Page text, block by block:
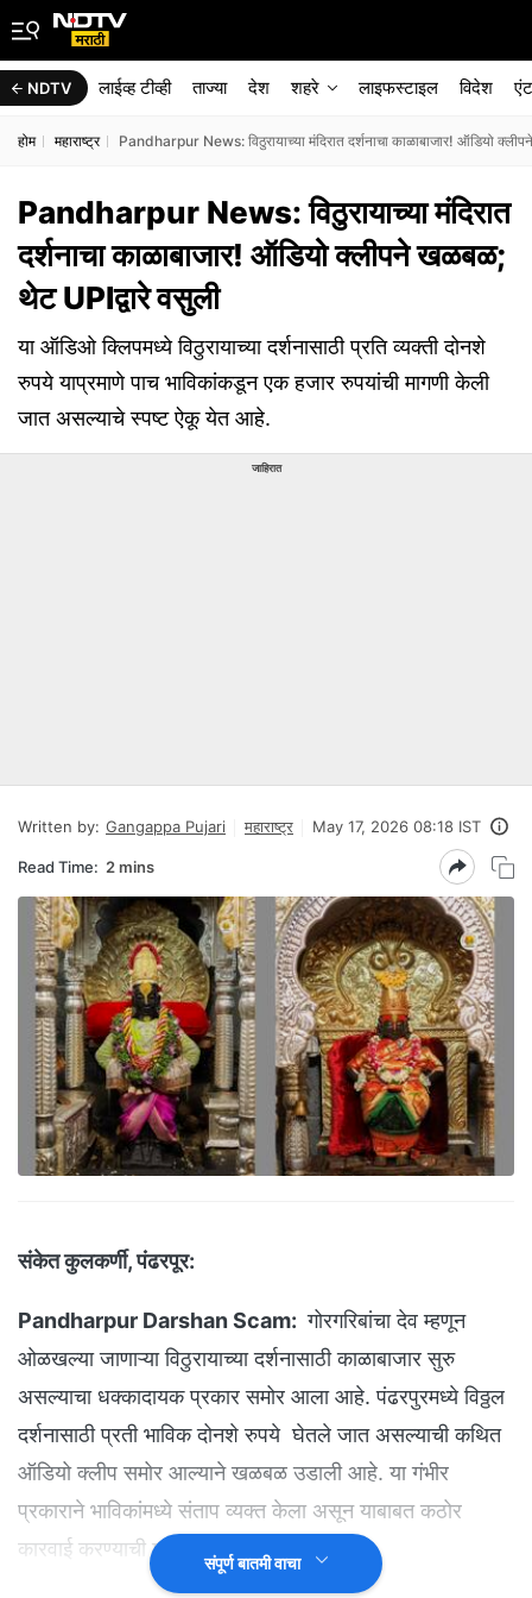
NDTV लाईव्ह टीव्ही ताज्या देश शहरे लाइफस्टाइल विदेश
होम महाराष्ट्र Pandharpur News: विठुरायाच्या मंदिरात दर्शनाचा काळाबाजार! ऑडियो
Pandharpur News: विठुरायाच्या मंदिरात
दर्शनाचा काळाबाजार! ऑडियो क्लीपने खळबळ;
थेट UPIद्वारे वसुली
या ऑडिओ क्लिपमध्ये विठुरायाच्या दर्शनासाठी प्रति व्यक्ती दोनशे
रुपये याप्रमाणे पाच भाविकांकडून एक हजार रुपयांची मागणी केली
जात असल्याचे स्पष्ट ऐकू येत आहे.
जाहिरात
Written by: Gangappa Pujari महाराष्ट्र May 17, 2026 08:18 IST
Read Time: 2 mins
संकेत कुलकर्णी, पंढरपूर:
Pandharpur Darshan Scam: गोरगरिबांचा देव म्हणून
ओळखल्या जाणाऱ्या विठुरायाच्या दर्शनासाठी काळाबाजार सुरु
असल्याचा धक्कादायक प्रकार समोर आला आहे. पंढरपुरमध्ये विठ्ठल
दर्शनासाठी प्रती भाविक दोनशे रुपये घेतले जात असल्याची कथित
ऑडियो क्लीप समोर आल्याने खळबळ उडाली आहे. या गंभीर
प्रकाराने भाविकांमध्ये संताप व्यक्त केला असून याबाबत कठोर
कारवाई करण्याची मागणी होत आहे.
संपूर्ण बातमी वाचा